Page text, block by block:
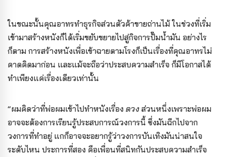
ในขณะนั้นคุณอาทรทำธุรกิจส่วนตัวค้าขายถ่านไม้ ในช่วงที่เริ่ม
เข้ามาสร้างหนังก็ได้เริ่มขยับขยายไปสู่กิจการปั๊มน้ำมัน อย่างไร
ก็ตาม การสร้างหนังเพื่อเข้าฉายตามโรงก็เป็นเรื่องที่คุณอาทรไม่
คาดคิดมาก่อน และแม้จะถือว่าประสบความสำเร็จ ก็มีโอกาสได้
ทำเพียงแค่เรื่องเดียวเท่านั้น
“ผมคิดว่าที่พ่อผมเข้าไปทำหนังเรื่อง ดวง ส่วนหนึ่งเพราะพ่อผม
อาจจะต้องการเรียนรู้ประสบการณ์วงการนี้ ซึ่งมันฉีกไปจาก
วงการที่ทำอยู่ แกก็อาจจะอยากรู้ว่าวงการบันเทิงมันน่าสนใจ
ระดับไหน ประการที่สอง คือเพื่อนที่สนิทกันประสบความสำเร็จ